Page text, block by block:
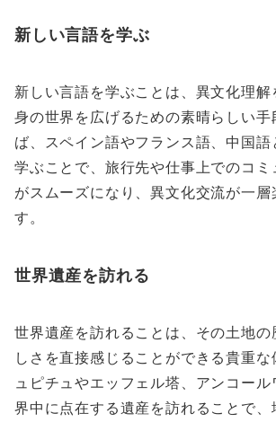
新しい言語を学ぶ
新しい言語を学ぶことは、異文化理解
身の世界を広げるための素晴らしい手
ば、スペイン語やフランス語、中国語
学ぶことで、旅行先や仕事上でのコミ
がスムーズになり、異文化交流が一層
す。
世界遺産を訪れる
世界遺産を訪れることは、その土地の
しさを直接感じることができる貴重な
ュピチュやエッフェル塔、アンコー
界中に点在する遺産を訪れることで、